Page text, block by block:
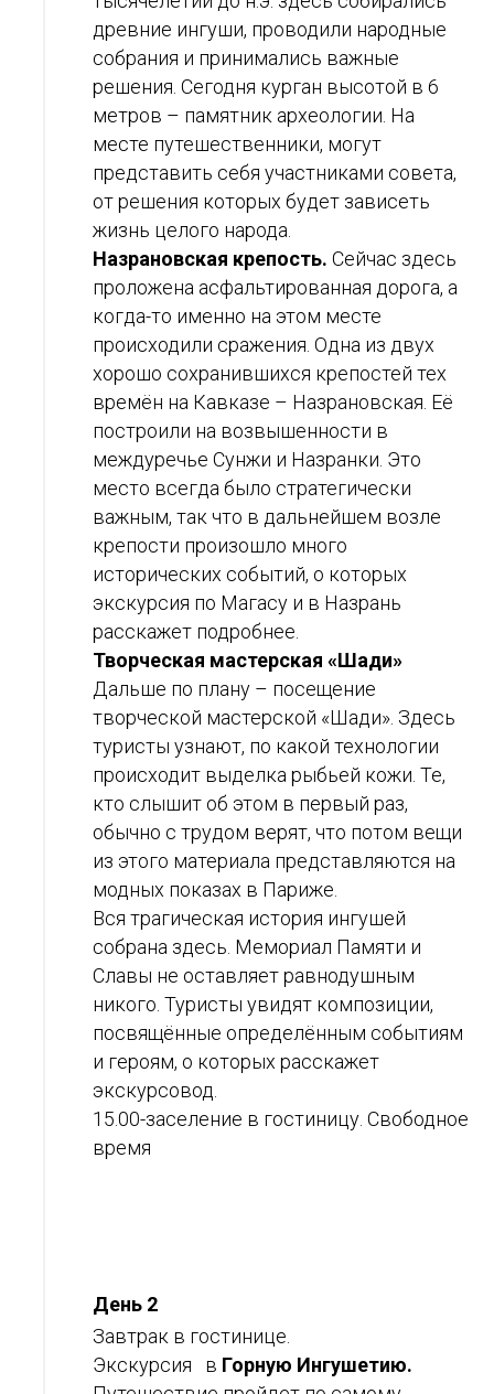
древние ингуши, проводили народные
собрания и принимались важные
решения. Сегодня курган высотой в 6
метров – памятник археологии. На
месте путешественники, могут
представить себя участниками совета,
от решения которых будет зависеть
жизнь целого народа.
Назрановская крепость. Сейчас здесь
проложена асфальтированная дорога, а
когда-то именно на этом месте
происходили сражения. Одна из двух
хорошо сохранившихся крепостей тех
времён на Кавказе – Назрановская. Её
построили на возвышенности в
междуречье Сунжи и Назранки. Это
место всегда было стратегически
важным, так что в дальнейшем возле
крепости произошло много
исторических событий, о которых
экскурсия по Магасу и в Назрань
расскажет подробнее.
Творческая мастерская «Шади»
Дальше по плану – посещение
творческой мастерской «Шади». Здесь
туристы узнают, по какой технологии
происходит выделка рыбьей кожи. Те,
кто слышит об этом в первый раз,
обычно с трудом верят, что потом вещи
из этого материала представляются на
модных показах в Париже.
Вся трагическая история ингушей
собрана здесь. Мемориал Памяти и
Славы не оставляет равнодушным
никого. Туристы увидят композиции,
посвящённые определённым событиям
и героям, о которых расскажет
экскурсовод.
15.00-заселение в гостиницу. Свободное
время
День 2
Завтрак в гостинице.
Экскурсия в Горную Ингушетию.